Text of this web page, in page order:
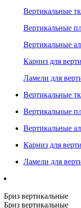
Вертикальные
Вертикальные
Вертикальные
Карниз для
Ламели для
Вертикальные
Вертикальные
Вертикальные
Карниз для
Ламели для
Бриз вертикальные
Бриз вертикальные